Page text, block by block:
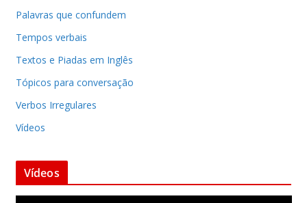
Palavras que confundem
Tempos verbais
Textos e Piadas em Inglês
Tópicos para conversação
Verbos Irregulares
Vídeos
Vídeos